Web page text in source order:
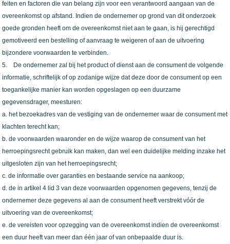
feiten en factoren die van belang zijn voor een verantwoord aangaan van de
overeenkomst op afstand. Indien de ondernemer op grond van dit onderzoek
goede gronden heeft om de overeenkomst niet aan te gaan, is hij gerechtigd
gemotiveerd een bestelling of aanvraag te weigeren of aan de uitvoering
bijzondere voorwaarden te verbinden.
5. De ondernemer zal bij het product of dienst aan de consument de volgende
informatie, schriftelijk of op zodanige wijze dat deze door de consument op een
toegankelijke manier kan worden opgeslagen op een duurzame
gegevensdrager, meesturen:
a. het bezoekadres van de vestiging van de ondernemer waar de consument met
klachten terecht kan;
b. de voorwaarden waaronder en de wijze waarop de consument van het
herroepingsrecht gebruik kan maken, dan wel een duidelijke melding inzake het
uitgesloten zijn van het herroepingsrecht;
c. de informatie over garanties en bestaande service na aankoop;
d. de in artikel 4 lid 3 van deze voorwaarden opgenomen gegevens, tenzij de
ondernemer deze gegevens al aan de consument heeft verstrekt vóór de
uitvoering van de overeenkomst;
e. de vereisten voor opzegging van de overeenkomst indien de overeenkomst
een duur heeft van meer dan één jaar of van onbepaalde duur is.